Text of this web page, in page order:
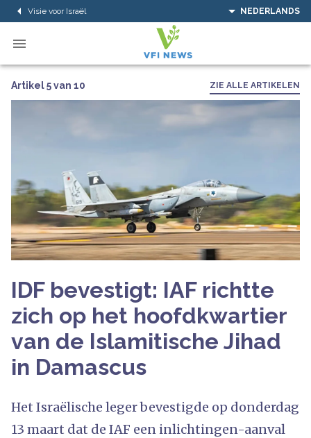
Visie voor Israël NEDERLANDS
Artikel 5 van 10 ZIE ALLE ARTIKELEN
IDF bevestigt: IAF richtte
zich op het hoofdkwartier
van de Islamitische Jihad
in Damascus
Het Israëlische leger bevestigde op donderdag
13 maart dat de IAF een inlichtingen-aanval